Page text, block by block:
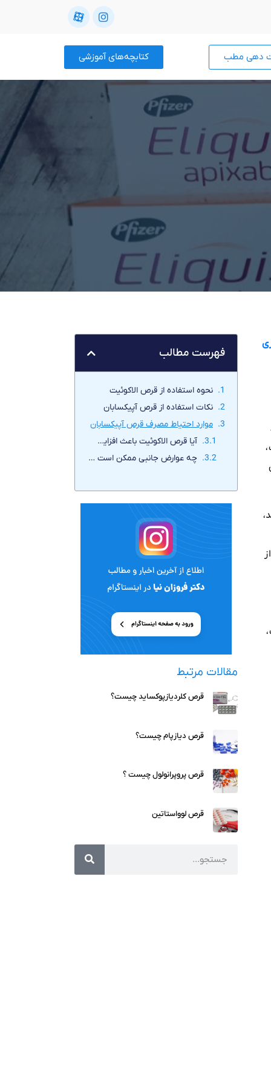
دهی مطب کتابچه‌های آموزشی
فهرست مطالب
نحوه استفاده از قرص الاکوئیت
نکات استفاده از قرص آپیکسابان
موارد احتیاط مصرف قرص آپیکسابان
آیا قرص الاکوئیت باعث افزایش وزن می شود؟
چه عوارض جانبی ممکن است با خوردن این دارو پیدا کنم ؟
مقالات مرتبط
قرص کلردیازپوکساید چیست؟
قرص دیازپام چیست؟
قرص پروپرانولول چیست ؟
قرص لوواستاتین